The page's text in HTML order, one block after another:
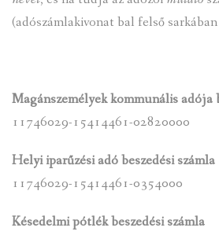
(adószámlakivonat bal felső
Magánszemélyek kommunális adója
11746029-15414461-02820000
Helyi iparűzési adó beszedési számla
11746029-15414461-0354000
Késedelmi pótlék beszedési számla